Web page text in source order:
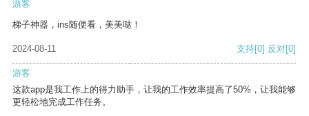
游客
梯子神器，ins随便看，美美哒！
2024-08-11 支持[0] 反对[0]
游客
这款app是我工作上的得力助手，让我的工作效率提高了50%，让我能够
更轻松地完成工作任务。